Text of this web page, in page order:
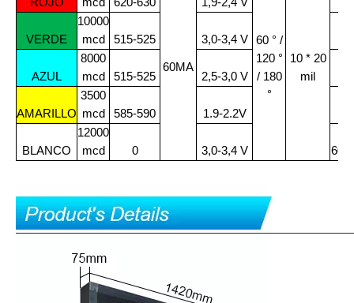
60MA
60 ° /
120 °
/ 180
°
10 * 20
mil
VERDE
10000
mcd
515-525 3,0-3,4 V
AZUL
8000
mcd
515-525 2,5-3,0 V
AMARILLO
3500
mcd
585-590 1.9-2.2V
BLANCO
12000
mcd
0 3,0-3,4 V